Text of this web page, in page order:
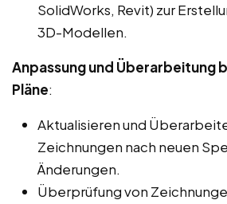
SolidWorks, Revit) zur
3D-Modellen.
Anpassung und Überarbeitung
Pläne:
Aktualisieren und
Zeichnungen nach neuen
Änderungen.
Überprüfung von